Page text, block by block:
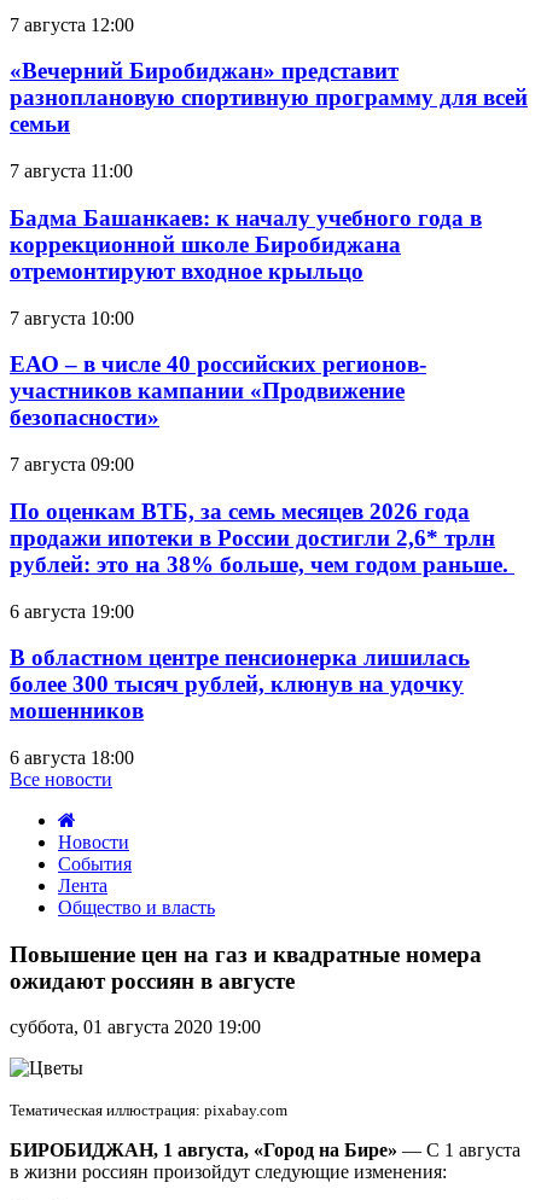
7 августа 12:00
«Вечерний Биробиджан» представит
разноплановую спортивную программу для всей
семьи
7 августа 11:00
Бадма Башанкаев: к началу учебного года в
коррекционной школе Биробиджана
отремонтируют входное крыльцо
7 августа 10:00
ЕАО – в числе 40 российских регионов-
участников кампании «Продвижение
безопасности»
7 августа 09:00
По оценкам ВТБ, за семь месяцев 2026 года
продажи ипотеки в России достигли 2,6* трлн
рублей: это на 38% больше, чем годом раньше.
6 августа 19:00
В областном центре пенсионерка лишилась
более 300 тысяч рублей, клюнув на удочку
мошенников
6 августа 18:00
Все новости
Новости
События
Лента
Общество и власть
цен
газ
квадратные
ожидают
августе
Повышение цен на газ и квадратные номера
ожидают россиян в августе
суббота, 01 августа 2020 19:00
Тематическая иллюстрация: pixabay.com
БИРОБИДЖАН, 1 августа, «Город на Бире» — С 1 августа
в жизни россиян произойдут следующие изменения: